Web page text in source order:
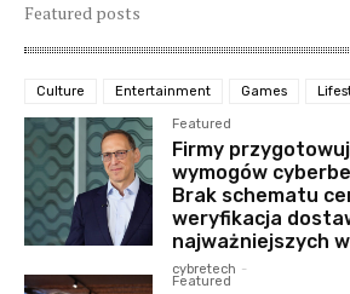
Featured posts
Culture Entertainment Games
Featured
Firmy
wymogów
Brak schematu
weryfikacja
najważniejszych
cybretech -
Featured